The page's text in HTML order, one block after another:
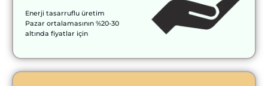
Enerji tasarruflu üretim
Pazar ortalamasının %20-30
altında fiyatlar için